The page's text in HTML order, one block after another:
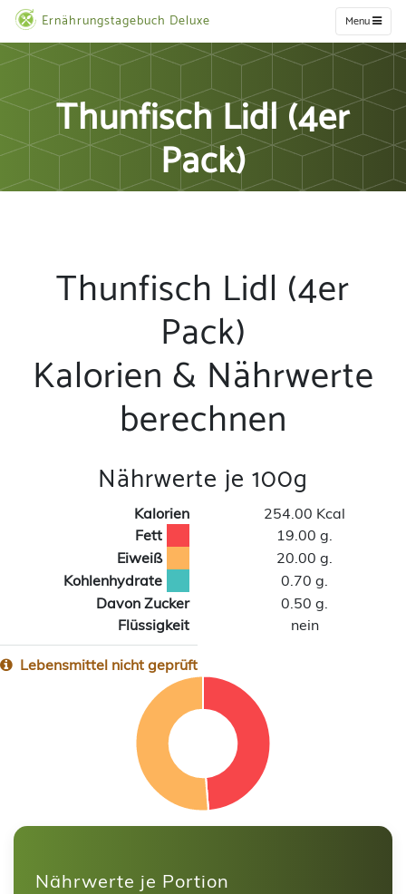
Ernährungstagebuch Deluxe Menu
Thunfisch Lidl (4er
Pack)
Thunfisch Lidl (4er
Pack)
Kalorien & Nährwerte
berechnen
Nährwerte je 100g
Kalorien
254.00 Kcal
Fett
19.00 g.
Eiweiß
20.00 g.
Kohlenhydrate
0.70 g.
Davon Zucker
0.50 g.
Flüssigkeit
nein
Lebensmittel nicht geprüft
Nährwerte je Portion